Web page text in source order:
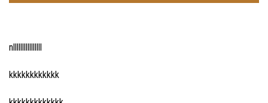
nllllllllllllllll
kkkkkkkkkkkk